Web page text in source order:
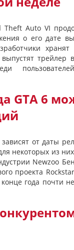
Auto VI
о его дате
GTA 6
от даты
некоторых из
Newzoo
проекта
года почти